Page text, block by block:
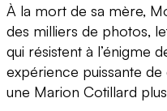
À la mort de sa mère,
des milliers de photos,
qui résistent à l’énigme
expérience puissante
une Marion Cotillard